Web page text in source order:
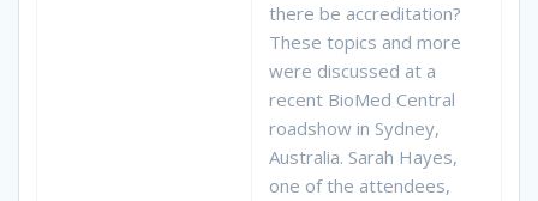
there be accreditation?
These topics and more
were discussed at a
recent BioMed Central
roadshow in Sydney,
Australia. Sarah Hayes,
one of the attendees,